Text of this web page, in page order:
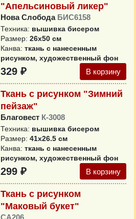
"Апельсиновый ликер"
Нова Слобода БИС6158
Техника: вышивка бисером
Размер: 26x50 см
Канва: ткань с нанесенным
рисунком, художественный фон
329 ₽ В корзину
Ткань с рисунком "Зимний
пейзаж"
Благовест К-3008
Техника: вышивка бисером
Размер: 41х26.5 см
Канва: ткань с нанесенным
рисунком, художественный фон
299 ₽ В корзину
Ткань с рисунком
"Маковый букет"
CA206